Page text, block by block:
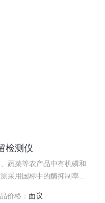
检测仪
蔬菜等农产品中有机磷和
采用国标中的酶抑制率
价格： 面议